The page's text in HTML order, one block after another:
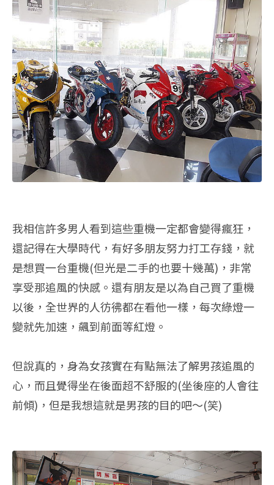
我相信許多男人看到這些重機一定都會變得瘋狂，
還記得在大學時代，有好多朋友努力打工存錢，就
是想買一台重機(但光是二手的也要十幾萬)，非常
享受那追風的快感。還有朋友是以為自己買了重機
以後，全世界的人彷彿都在看他一樣，每次綠燈一
變就先加速，飆到前面等紅燈。
但說真的，身為女孩實在有點無法了解男孩追風的
心，而且覺得坐在後面超不舒服的(坐後座的人會往
前傾)，但是我想這就是男孩的目的吧～(笑)